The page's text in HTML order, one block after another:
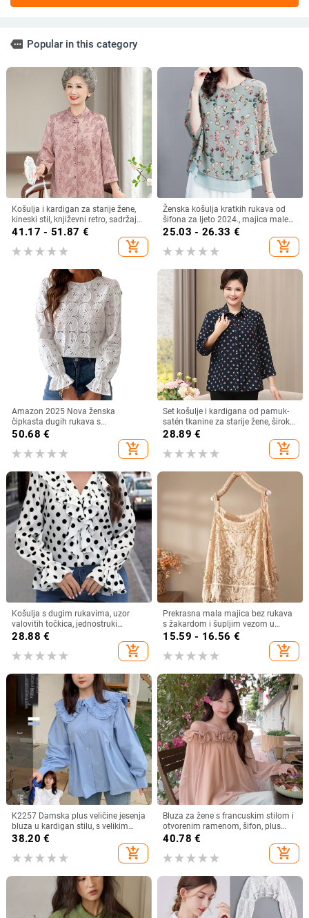
more Popular in this category
Košulja i kardigan za starije žene,
kineski stil, književni retro, sadržaj
vlakana 30–50%, bez ovratnika
41.17 - 51.87 €
add_shopping_cart
Ženska košulja kratkih rukava od
šifona za ljeto 2024., majica male
veličine, plus size
25.03 - 26.33 €
add_shopping_cart
Amazon 2025 Nova ženska
čipkasta dugih rukava s
podstavom, modna šuplja heklana
50.68 €
add_shopping_cart
Set košulje i kardigana od pamuk-
satén tkanine za starije žene, širok
kroj, plus veličina, ljeto–jesen
28.89 €
add_shopping_cart
Košulja s dugim rukavima, uzor
valovitih točkica, jednostruki
zatvarač, poliester 90–95%
28.88 €
add_shopping_cart
Prekrasna mala majica bez rukava
s žakardom i šupljim vezom u
francuskom stilu, ljetna nova široka,
15.59 - 16.56 €
add_shopping_cart
K2257 Damska plus veličine jesenja
bluza u kardigan stilu, s velikim
ovratnikom, dvostrukim slojem i
čipkastim rubom, sladak izgled
38.20 €
add_shopping_cart
Bluza za žene s francuskim stilom i
otvorenim ramenom, šifon, plus
veličina, dugi rukav
40.78 €
add_shopping_cart